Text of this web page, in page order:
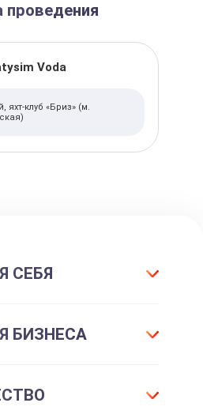
проведения
Voda
яхт-клуб «Бриз» (м.
СЕБЯ
БИЗНЕСА